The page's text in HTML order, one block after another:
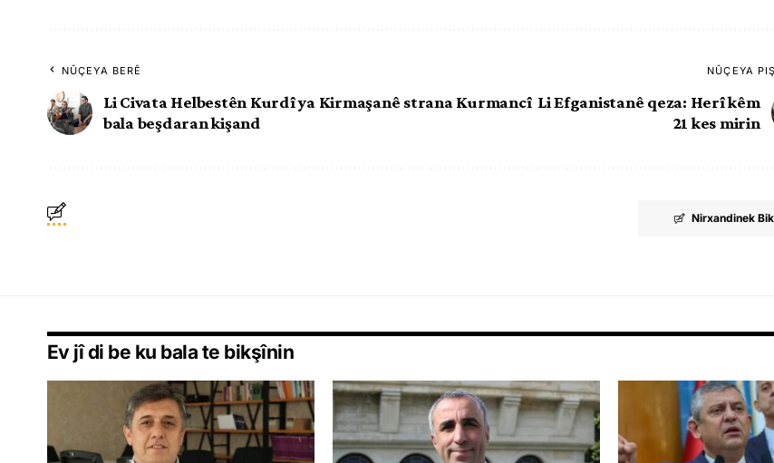
NÛÇEYA BERÊ
Li Civata Helbestên Kurdî ya Kirmaşanê strana Kurmancî
bala beşdaran kişand
NÛÇEYA
Li Efganistanê qeza: Herî kêm
21 kes mirin
Nirxandinek
Ev jî di be ku bala te bikşînin